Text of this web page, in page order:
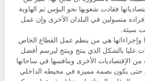
فقادت شعوبها نحو البؤس ثم الهاوية
متسولين في البلدان الأخرى وإن عمل
سيئة.
وإجراءاتها هي من ينظم عمل القطاع الخاص
عليا بالشكل الذي ينتج وينتج ليرسم أفضل
الإقتصاديات الأخرى وينافسها في ساحاتها
حتى يكون بصمة مميزة في محيطه الداخلي